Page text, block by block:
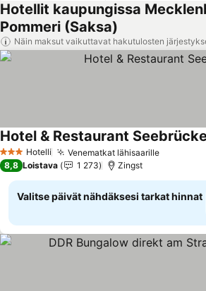
Hotellit kaupungissa
Pommeri (Saksa)
Näin maksut vaikuttavat hakutulosten
3 Tähtiluokitus
Hotelli Venematkat lähisaarilleKatso
Hotel & Restaurant
8,8 Loistava 1 273 Zingst
Valitse päivät nähdäksesi tarkat hinnat